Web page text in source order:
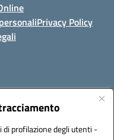
profilazione degli utenti -
Privacy Policy
- Palermo